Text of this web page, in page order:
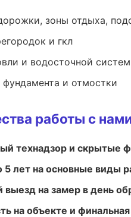
зоны отдыха,
и гкл
и водосточной
фундамента и отмостки
работы с
технадзор и скрытые
5 лет на основные виды
выезд на замер в день
на объекте и